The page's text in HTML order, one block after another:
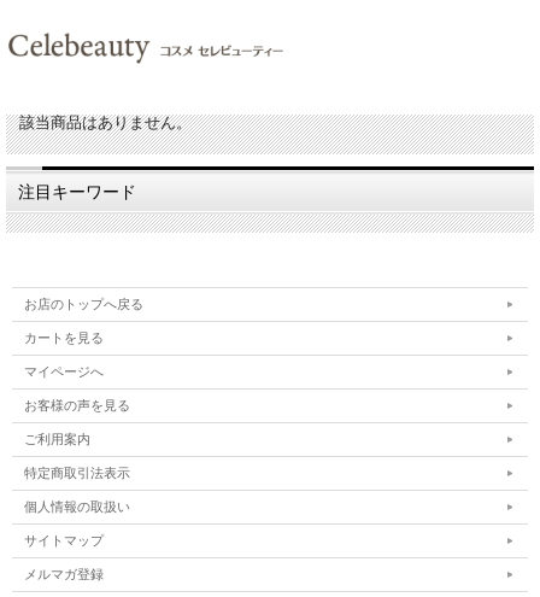
該当商品はありません。
注目キーワード
お店のトップへ戻る
カートを見る
マイページへ
お客様の声を見る
ご利用案内
特定商取引法表示
個人情報の取扱い
サイトマップ
メルマガ登録